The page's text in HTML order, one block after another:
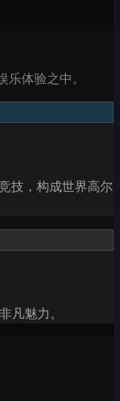
体验之中。
技，构成世界高尔
凡魅力。